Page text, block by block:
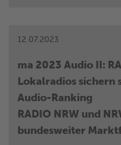
in den nächsten
kümmern sich die
beliebten Radiospiel
deine Rechnung!“
Beträge, die bei
sind.
12.07.2023
ma 2023 Audio II:
Lokalradios sichern
Audio-Ranking
RADIO NRW und
bundesweiter